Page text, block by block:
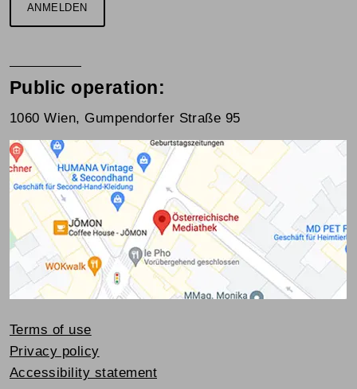
ANMELDEN
Public operation:
1060 Wien, Gumpendorfer Straße 95
Terms of use
Privacy policy
Accessibility statement